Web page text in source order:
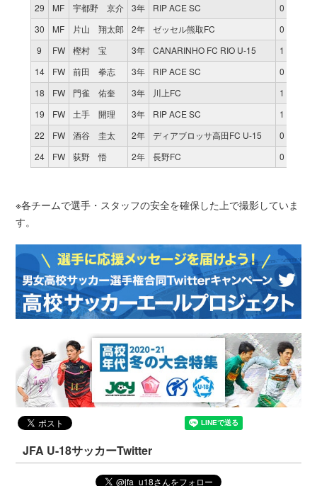
29
MF 宇都野 京介 3年 RIP ACE SC 0
30
MF 片山 翔太郎 2年 ゼッセル熊取FC 0
9
FW 樫村 宝 3年 CANARINHO FC RIO U-15 1
14
FW 前田 拳志 3年 RIP ACE SC 0
18
FW 門雀 佑奎 3年 川上FC 1
19
FW 土手 開理 3年 RIP ACE SC 1
22
FW 酒谷 圭太 2年 ディアブロッサ高田FC U-15 0
24
FW 荻野 悟 2年 長野FC 0
※各チームで選手・スタッフの安全を確保した上で撮影していま
す。
JFA U-18サッカーTwitter